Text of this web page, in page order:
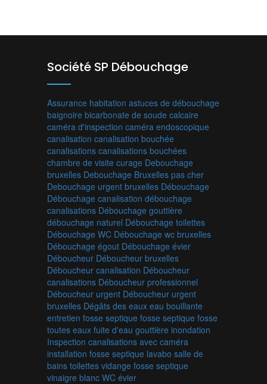
Société SP Débouchage
Assurance habitation astuces de débouchage
baignoire bicarbonate de soude calcaire
caméra d'inspection caméra endoscopique
canalisation canalisation bouchée
canalisations canalisations bouchées
chambre de visite curage Debouchage
bruxelles Debouchage Bruxelles pas cher
Debouchage urgent bruxelles Débouchage
Débouchage canalisation débouchage
canalisations Débouchage gouttière
débouchage naturel Débouchage toilettes
Débouchage WC Débouchage wc bruxelles
Débouchage égout Débouchage évier
Déboucheur Déboucheur bruxelles
Déboucheur canalisation Déboucheur
canalisations Déboucheur professionnel
Déboucheur urgent Déboucheur urgent
bruxelles Dégâts des eaux eau bouillante
entretien fosse septique fosse septique fosse
toutes eaux fuite d'eau gouttière inondation
Inspection canalisations avec caméra
installation fosse septique lavabo salle de
bains toilettes vidange fosse septique
vinaigre blanc WC évier